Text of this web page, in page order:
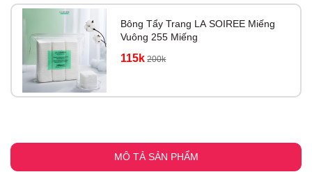
Bông Tẩy Trang LA SOIREE Miếng
Vuông 255 Miếng
115k 200k
MÔ TẢ SẢN PHẨM